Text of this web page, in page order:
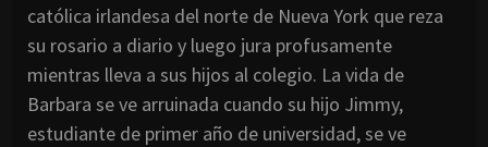
católica irlandesa del norte de Nueva York que reza
su rosario a diario y luego jura profusamente
mientras lleva a sus hijos al colegio. La vida de
Barbara se ve arruinada cuando su hijo Jimmy,
estudiante de primer año de universidad, se ve